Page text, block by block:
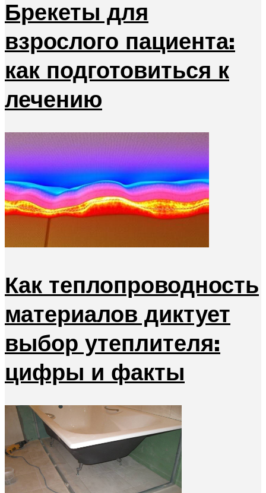
Брекеты для
взрослого пациента:
как подготовиться к
лечению
Как теплопроводность
материалов диктует
выбор утеплителя:
цифры и факты